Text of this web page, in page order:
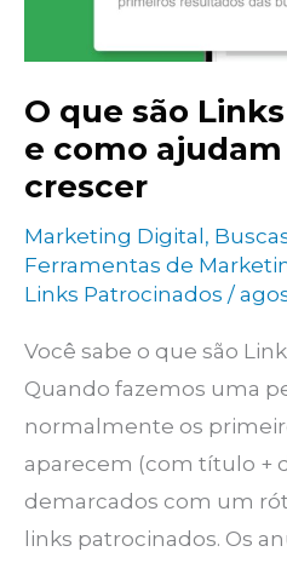
O que são
e como
crescer
Marketing Digital,
Ferramentas de
Links Patrocinados /
Você sabe o que são
Quando fazemos uma
normalmente os
aparecem (com título +
demarcados com um
links patrocinados. Os